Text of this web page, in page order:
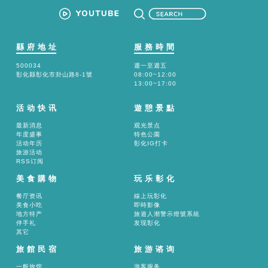
縣府地址
500034
彰化縣彰化市卦山路8-1號
服務時間
週一至週五
08:00~12:00
13:00~17:00
活动快讯
最新消息
年度盛事
活动年历
旅游活动
RSS订阅
遊憩景點
观光景点
特色公園
彰化IG打卡
美食購物
餐厅资讯
美食小吃
地方特产
伴手礼
其它
玩乐彰化
線上玩彰化
即時影像
旅遊人潮警示燈號系統
发现彰化
旅館民宿
一般旅馆
旅游谘询
游客服务